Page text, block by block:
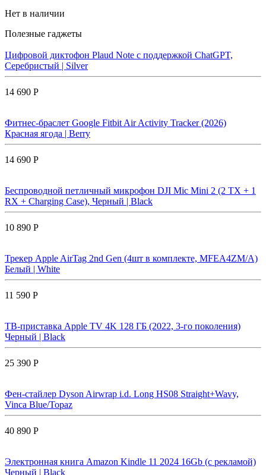
Нет в наличии
Полезные гаджеты
Цифровой диктофон Plaud Note с поддержкой ChatGPT,
Серебристый | Silver
14 690 Р
Фитнес-браслет Google Fitbit Air Activity Tracker (2026)
Красная ягода | Berry
14 690 Р
Беспроводной петличный микрофон DJI Mic Mini 2 (2 TX + 1
RX + Charging Case), Черный | Black
10 890 Р
Трекер Apple AirTag 2nd Gen (4шт в комплекте, MFEA4ZM/A)
Белый | White
11 590 Р
ТВ-приставка Apple TV 4K 128 ГБ (2022, 3-го поколения)
Черный | Black
25 390 Р
Фен-стайлер Dyson Airwrap i.d. Long HS08 Straight+Wavy,
Vinca Blue/Topaz
40 890 Р
Электронная книга Amazon Kindle 11 2024 16Gb (с рекламой)
Черный | Black